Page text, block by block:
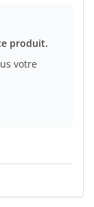
produit.
votre